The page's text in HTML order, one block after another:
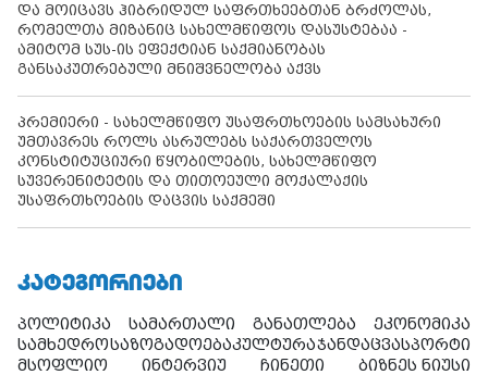
და მოიცავს ჰიბრიდულ საფრთხეებთან ბრძოლას,
რომელთა მიზანიც სახელმწიფოს დასუსტებაა -
ამიტომ სუს-ის ეფექტიან საქმიანობას
განსაკუთრებული მნიშვნელობა აქვს
პრემიერი - სახელმწიფო უსაფრთხოების სამსახური
უმთავრეს როლს ასრულებს საქართველოს
კონსტიტუციური წყობილების, სახელმწიფო
სუვერენიტეტის და თითოეული მოქალაქის
უსაფრთხოების დაცვის საქმეში
ᲙᲐᲢᲔᲒᲝᲠᲘᲔᲑᲘ
პოლიტიკა სამართალი განათლება
ეკონომიკა
სამხედროსაზოგადოებაკულტურაჯანდაცვასპორტი
მსოფლიო
ინტერვიუ ჩინეთი ბიზნეს ნიუსი